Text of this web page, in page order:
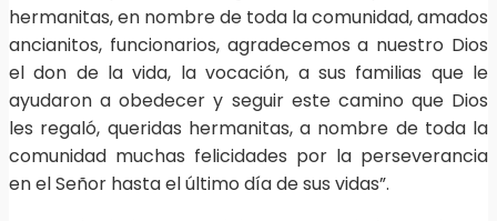
hermanitas, en nombre de toda la comunidad, amados
ancianitos, funcionarios, agradecemos a nuestro Dios
el don de la vida, la vocación, a sus familias que le
ayudaron a obedecer y seguir este camino que Dios
les regaló, queridas hermanitas, a nombre de toda la
comunidad muchas felicidades por la perseverancia
en el Señor hasta el último día de sus vidas”.